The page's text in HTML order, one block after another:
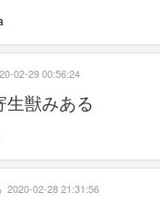
獣みある
02-29 00:56:24
2020-02-28 21:31:56